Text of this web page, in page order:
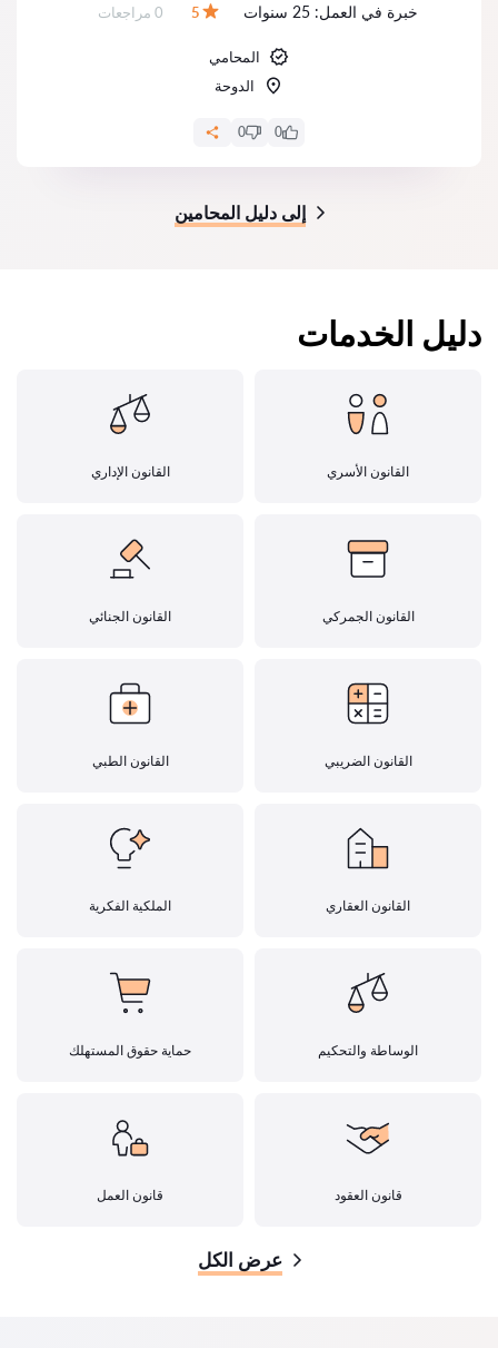
خبرة في العمل: 25 سنوات 5 عدد المراجعات:
0 مراجعات
المحامي
الدوحة
0
0
إلى دليل المحامين
دليل الخدمات
القانون الأسري القانون الإداري
القانون الجمركي القانون الجنائي
القانون الضريبي القانون الطبي
القانون العقاري الملكية الفكرية
الوساطة والتحكيم حماية حقوق المستهلك
قانون العقود قانون العمل
عرض الكل